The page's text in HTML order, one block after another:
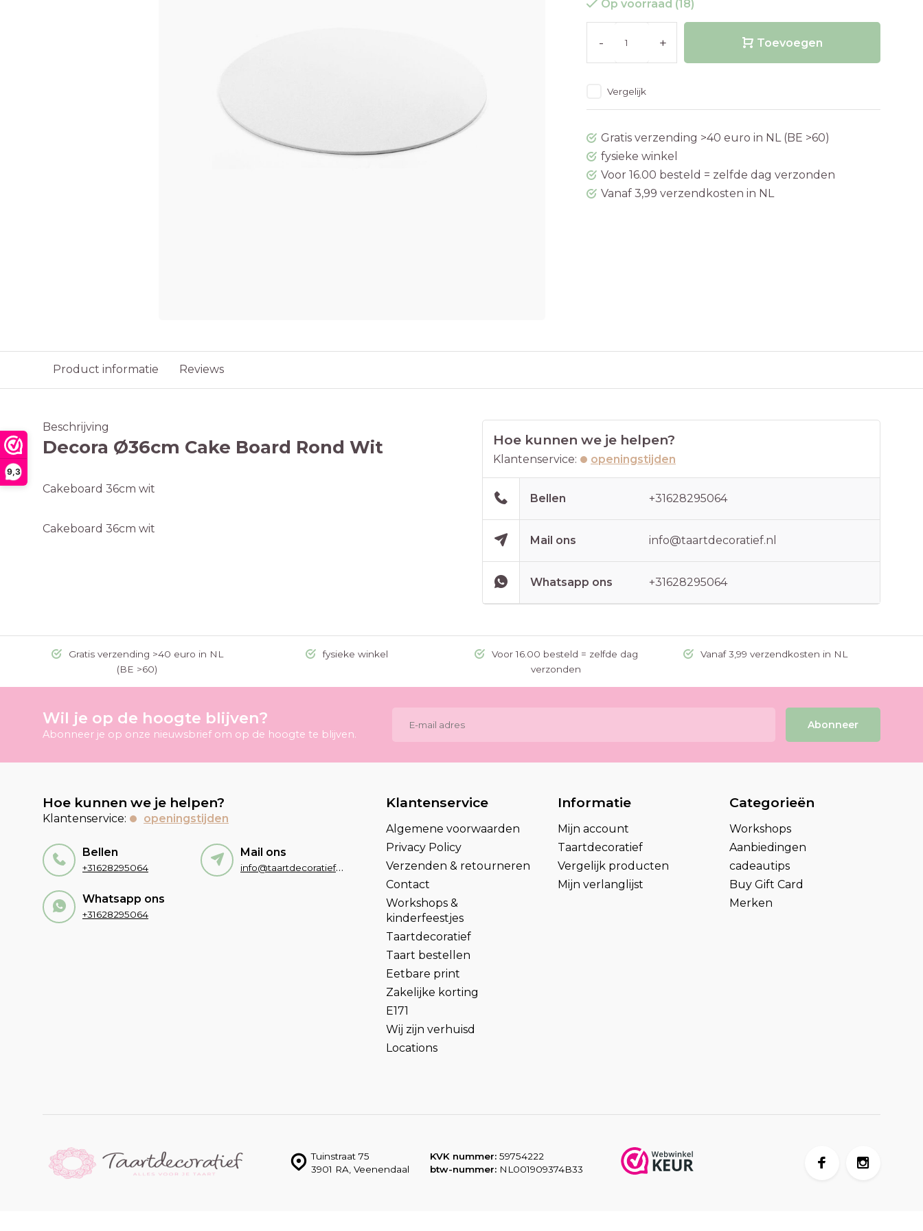
9,3
Op voorraad (18)
- + Toevoegen
Vergelijk
Gratis verzending >40 euro in NL (BE >60)
fysieke winkel
Voor 16.00 besteld = zelfde dag verzonden
Vanaf 3,99 verzendkosten in NL
Product informatie Reviews
Beschrijving
Decora Ø36cm Cake Board Rond Wit
Cakeboard 36cm wit
Cakeboard 36cm wit
Hoe kunnen we je helpen?
Klantenservice: openingstijden
Bellen +31628295064
Mail ons info@taartdecoratief.nl
Whatsapp ons +31628295064
Gratis verzending >40 euro in NL
(BE >60)
fysieke winkel
Voor 16.00 besteld = zelfde dag
verzonden
Vanaf 3,99 verzendkosten in NL
Wil je op de hoogte blijven?
Abonneer je op onze nieuwsbrief om op de hoogte te blijven.
Abonneer
Hoe kunnen we je helpen?
Klantenservice: openingstijden
Bellen
+31628295064
Mail ons
info@taartdecoratief.nl
Whatsapp ons
+31628295064
Klantenservice
Algemene voorwaarden
Privacy Policy
Verzenden & retourneren
Contact
Workshops &
kinderfeestjes
Taartdecoratief
Taart bestellen
Eetbare print
Zakelijke korting
E171
Wij zijn verhuisd
Locations
Informatie
Mijn account
Taartdecoratief
Vergelijk producten
Mijn verlanglijst
Categorieën
Workshops
Aanbiedingen
cadeautips
Buy Gift Card
Merken
Tuinstraat 75
3901 RA, Veenendaal
KVK nummer: 59754222
btw-nummer: NL001909374B33